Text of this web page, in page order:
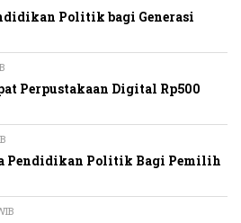
Politik bagi Generasi
Perpustakaan Digital Rp500
Pendidikan Politik Bagi Pemilih